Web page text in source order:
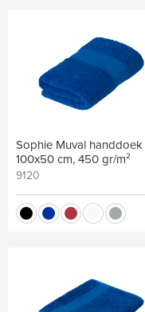
Sophie Muval handdoek
100x50 cm, 450 gr/m²
9120